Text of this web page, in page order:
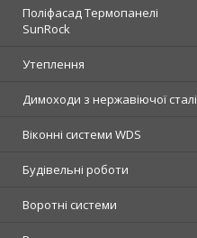
Поліфасад Термопанелі
SunRock
Утеплення
Димоходи з нержавіючої сталі
Віконні системи WDS
Будівельні роботи
Воротні системи